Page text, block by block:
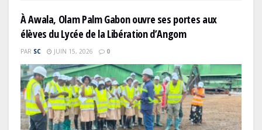
À Awala, Olam Palm Gabon ouvre ses portes aux
élèves du Lycée de la Libération d’Angom
PAR SC JUIN 15, 2026 0